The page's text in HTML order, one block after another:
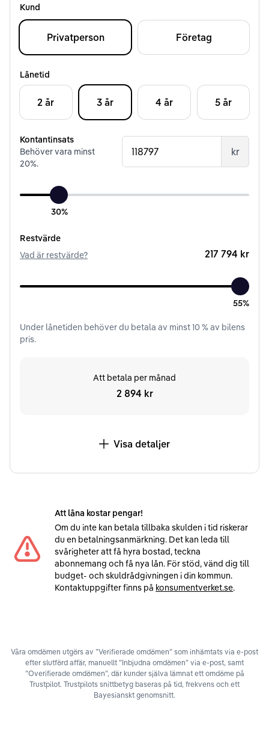
Kund
Privatperson Företag
Lånetid
2 år 3 år 4 år 5 år
Kontantinsats
Behöver vara minst
20%.
kr
30%
Restvärde
Vad är restvärde?
217 794 kr
55%
Under lånetiden behöver du betala av minst10% av bilens
pris.
Att betala per månad
2 894 kr
Visa detaljer
Att låna kostar pengar!
Om du inte kan betala tillbaka skulden i tid riskerar
du en betalningsanmärkning. Det kan leda till
svårigheter att få hyra bostad, teckna
abonnemang och få nya lån. För stöd, vänd dig till
budget- och skuldrådgivningen i din kommun.
Kontaktuppgifter finns på konsumentverket.se.
Våra omdömen utgörs av ”Verifierade omdömen” som inhämtats via e-post
efter slutförd affär, manuellt ”Inbjudna omdömen” via e-post, samt
”Overifierade omdömen”, där kunder själva lämnat ett omdöme på
Trustpilot. Trustpilots snittbetyg baseras på tid, frekvens och ett
Bayesianskt genomsnitt.